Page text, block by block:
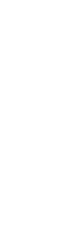
veiklos rezervą
plėtros
galimybės
vertinimo
strategijoms,
sumažinta
ekspertinės
nustatyta per
užpildė
kilusias
konsultacijos ir
tobulinant
planą, skirtą
įgyvendinimo